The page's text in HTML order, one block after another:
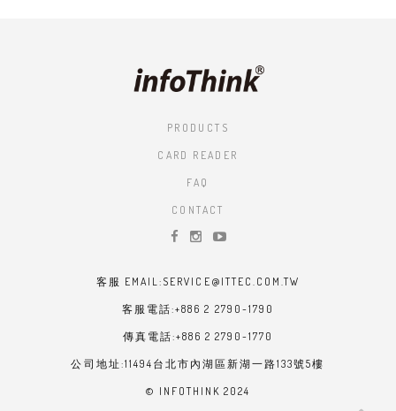
PRODUCTS
CARD READER
FAQ
CONTACT
客服 EMAIL:SERVICE@ITTEC.COM.TW
客服電話:+886 2 2790-1790
傳真電話:+886 2 2790-1770
公司地址:11494台北市內湖區新湖一路133號5樓
© INFOTHINK 2024